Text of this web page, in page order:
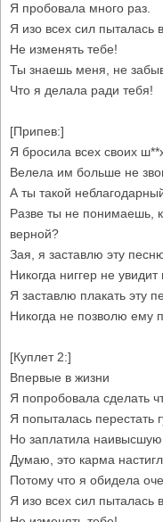
Я пробовала много раз.
Я изо всех сил пыталась
Не изменять тебе!
Ты знаешь меня, не
Что я делала ради тебя!
[Припев:]
Я бросила всех своих
Велела им больше не
А ты такой
Разве ты не понимаешь,
верной?
Зая, я заставлю эту
Никогда ниггер не увидит
Я заставлю плакать эту
Никогда не позволю ему
[Куплет 2:]
Впервые в жизни
Я попробовала сделать
Я попыталась перестать
Но заплатила
Думаю, это карма
Потому что я обидела
Я изо всех сил пыталась